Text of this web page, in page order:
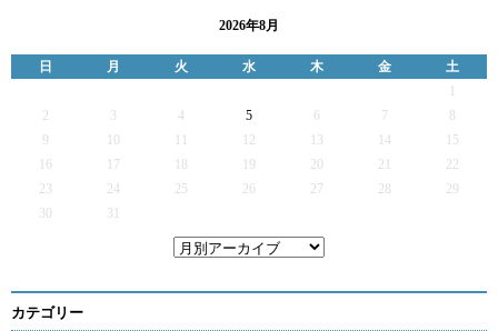
2026年8月
日 月 火 水 木 金
土
2
3 4 5 6 7
9
12 13 14
15
16
17 19 20 21
22
23
24 25 26 27 28
29
30
31
カテゴリー